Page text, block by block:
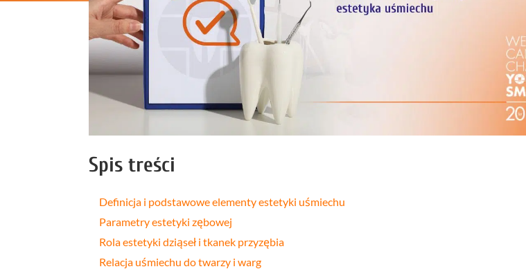
Profilaktyka
nakładkowa –
Higienizacja
Medycyna
estetyczna
Spis treści
Definicja i podstawowe elementy estetyki uśmiechu
Parametry estetyki zębowej
Rola estetyki dziąseł i tkanek przyzębia
Relacja uśmiechu do twarzy i warg